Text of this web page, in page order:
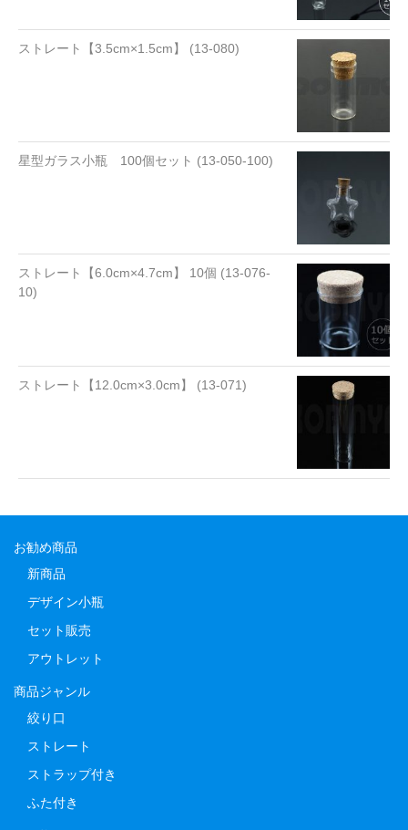
ストレート【3.5cm×1.5cm】 (13-080)
星型ガラス小瓶 100個セット (13-050-100)
ストレート【6.0cm×4.7cm】 10個 (13-076-
10)
ストレート【12.0cm×3.0cm】 (13-071)
お勧め商品
新商品
デザイン小瓶
セット販売
アウトレット
商品ジャンル
絞り口
ストレート
ストラップ付き
ふた付き